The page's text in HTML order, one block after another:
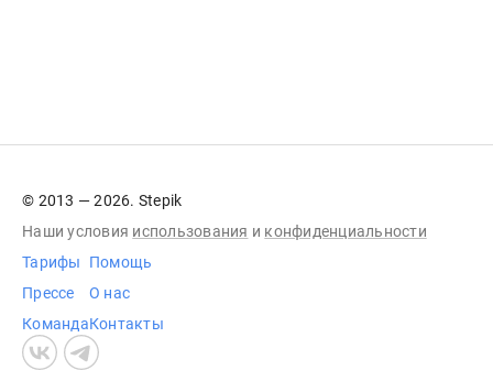
© 2013 — 2026. Stepik
Наши условия использования и конфиденциальности
Тарифы
Прессе
Команда
Помощь
О нас
Контакты